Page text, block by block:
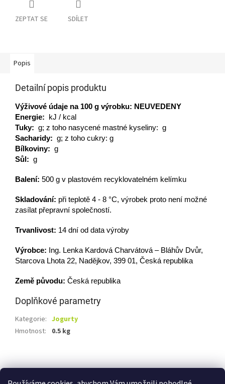
ZEPTAT SE SDÍLET
Popis
Detailní popis produktu
Výživové údaje na 100 g výrobku: NEUVEDENY
Energie: kJ / kcal
Tuky: g; z toho nasycené mastné kyseliny: g
Sacharidy: g; z toho cukry: g
Bílkoviny: g
Sůl: g
Balení: 500 g v plastovém recyklovatelném kelímku
Skladování: při teplotě 4 - 8 °C, výrobek proto není možné
zasílat přepravní společností.
Trvanlivost: 14 dní od data výroby
Výrobce:
Ing. Lenka Kardová Charvátová – Bláhův Dvůr,
Starcova Lhota 22, Nadějkov, 399 01, Česká republika
Země původu: Česká republika
Doplňkové parametry
Kategorie: Jogurty
Hmotnost: 0.5 kg
á